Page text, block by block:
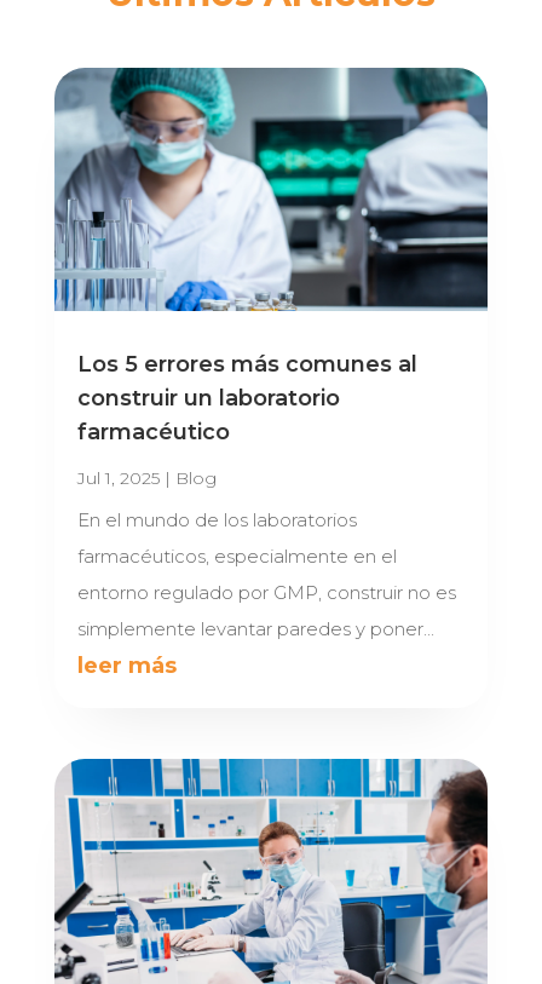
Los 5 errores más comunes al
construir un laboratorio
farmacéutico
Jul 1, 2025| Blog
En el mundo de los laboratorios
farmacéuticos, especialmente en el
entorno regulado por GMP, construir no es
simplemente levantar paredes y poner...
leer más